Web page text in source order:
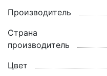
Производитель
Страна
производитель
Цвет